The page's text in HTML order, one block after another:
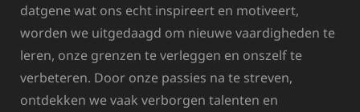
datgene wat ons echt inspireert en motiveert,
worden we uitgedaagd om nieuwe vaardigheden te
leren, onze grenzen te verleggen en onszelf te
verbeteren. Door onze passies na te streven,
ontdekken we vaak verborgen talenten en